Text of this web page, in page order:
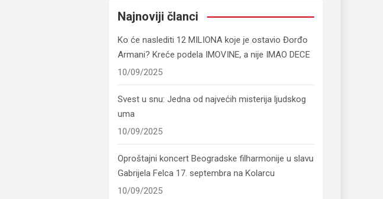
Najnoviji članci
Ko će naslediti 12 MILIONA koje je ostavio Đorđo
Armani? Kreće podela IMOVINE, a nije IMAO DECE
10/09/2025
Svest u snu: Jedna od najvećih misterija ljudskog
uma
10/09/2025
Oproštajni koncert Beogradske filharmonije u slavu
Gabrijela Felca 17. septembra na Kolarcu
10/09/2025